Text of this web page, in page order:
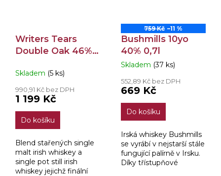
Writers Tears
Double Oak 46%
Skladem (5 ks)
990,91 Kč bez DPH
1 199 Kč
Do košíku
Blend stařených single
malt irish whiskey a
single pot still irish
whiskey jejichž finální
759 Kč –11 %
Bushmills 10yo
40% 0,7l
Průměrné
produktu
je
3,4
5
hvězdiček.
Skladem (37 ks)
552,89 Kč bez DPH
669 Kč
Do košíku
Irská whiskey Bushmills
se vyrábí v nejstarší stále
fungující palírně v Irsku.
Díky třístupňové